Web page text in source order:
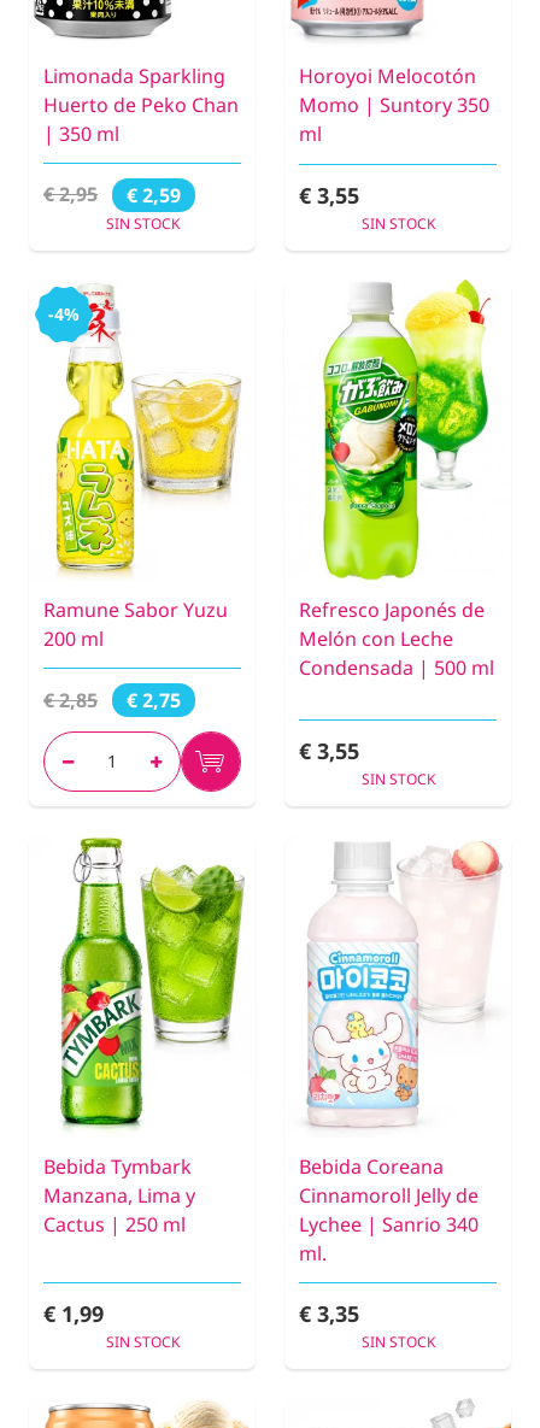
Limonada Sparkling
Huerto de Peko Chan
| 350 ml
€ 2,95 € 2,59
SIN STOCK
Horoyoi Melocotón
Momo | Suntory 350
ml
€ 3,55
SIN STOCK
-4%
Ramune Sabor Yuzu
200 ml
€ 2,85 € 2,75
Refresco Japonés de
Melón con Leche
Condensada | 500 ml
€ 3,55
SIN STOCK
Bebida Tymbark
Manzana, Lima y
Cactus | 250 ml
€ 1,99
SIN STOCK
Bebida Coreana
Cinnamoroll Jelly de
Lychee | Sanrio 340
ml.
€ 3,35
SIN STOCK